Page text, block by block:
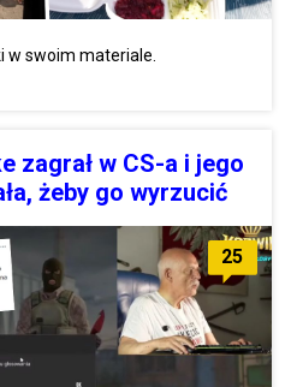
w swoim materiale.
zagrał w CS-a i jego
żeby go wyrzucić
25